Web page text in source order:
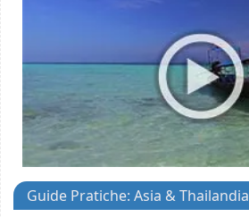
Guide Pratiche: Asia & Thailandia